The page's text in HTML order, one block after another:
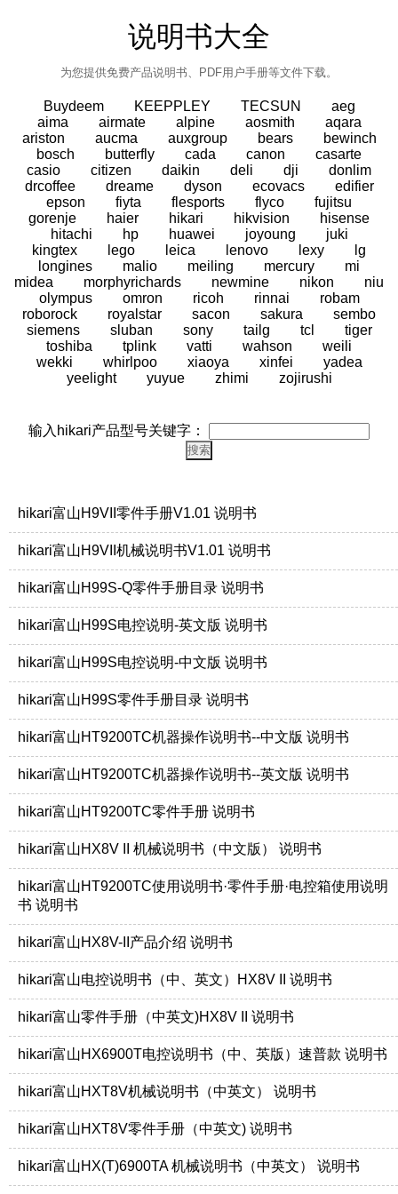
说明书大全
为您提供免费产品说明书、PDF用户手册等文件下载。
Buydeem KEEPPLEY TECSUN
aeg
aima
airmate alpine aosmith
aqara
ariston
aucma auxgroup bears
bewinch
bosch
butterfly cada canon
casarte
casio
citizen daikin deli dji
donlim
drcoffee
dreame dyson ecovacs
edifier
epson
fiyta flesports flyco
fujitsu
gorenje
haier hikari hikvision
hisense
hitachi
hp huawei joyoung
juki
kingtex
lego leica lenovo lexy
lg
longines
malio meiling mercury
mi
midea
morphyrichards newmine nikon
niu
olympus
omron ricoh rinnai
robam
roborock
royalstar sacon sakura
sembo
siemens
sluban sony tailg tcl
tiger
toshiba
tplink vatti wahson
weili
wekki
whirlpoo xiaoya xinfei
yadea
yeelight
yuyue zhimi zojirushi
输入hikari产品型号关键字：
hikari富山H9VII零件手册V1.01 说明书
hikari富山H9VII机械说明书V1.01 说明书
hikari富山H99S-Q零件手册目录 说明书
hikari富山H99S电控说明-英文版 说明书
hikari富山H99S电控说明-中文版 说明书
hikari富山H99S零件手册目录 说明书
hikari富山HT9200TC机器操作说明书--中文版 说明书
hikari富山HT9200TC机器操作说明书--英文版 说明书
hikari富山HT9200TC零件手册 说明书
hikari富山HX8V II 机械说明书（中文版） 说明书
hikari富山HT9200TC使用说明书·零件手册·电控箱使用说明
书 说明书
hikari富山HX8V-II产品介绍 说明书
hikari富山电控说明书（中、英文）HX8V II 说明书
hikari富山零件手册（中英文)HX8V II 说明书
hikari富山HX6900T电控说明书（中、英版）速普款 说明书
hikari富山HXT8V机械说明书（中英文） 说明书
hikari富山HXT8V零件手册（中英文) 说明书
hikari富山HX(T)6900TA 机械说明书（中英文） 说明书